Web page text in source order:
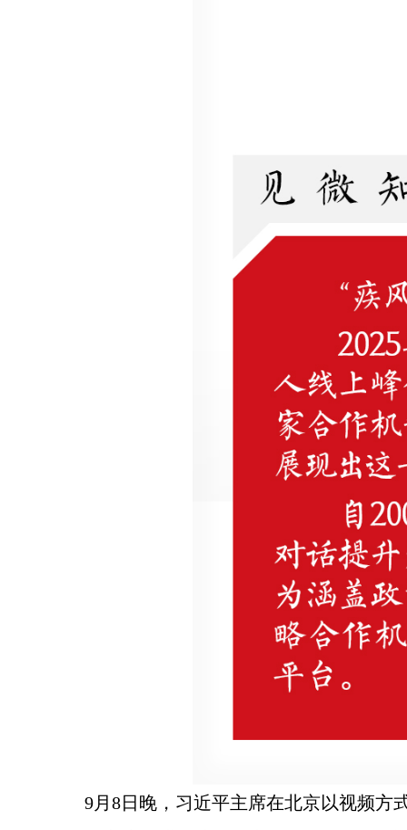
9月8日晚，习近平主席在北京以视频方